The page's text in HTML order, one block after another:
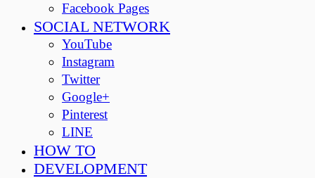
Facebook Pages
SOCIAL NETWORK
YouTube
Instagram
Twitter
Google+
Pinterest
LINE
HOW TO
DEVELOPMENT